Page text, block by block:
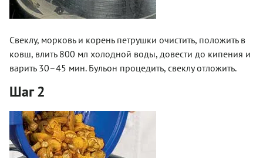
Свеклу, морковь и корень петрушки очистить, положить в
ковш, влить 800 мл холодной воды, довести до кипения и
варить 30–45 мин. Бульон процедить, свеклу отложить.
Шаг 2